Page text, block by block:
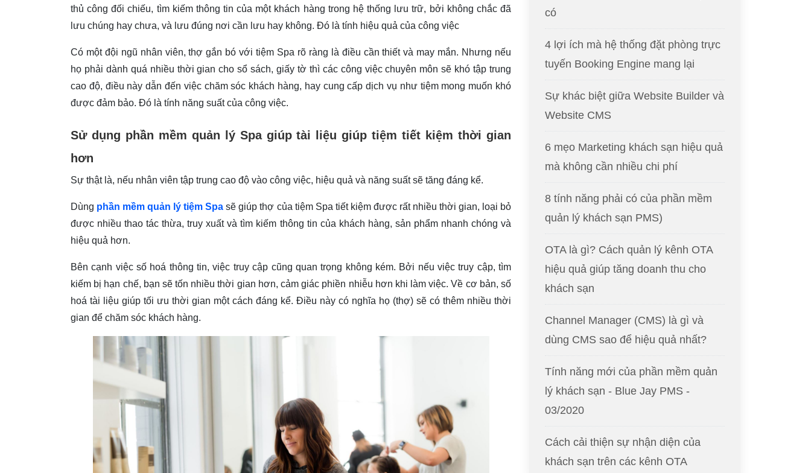
thủ công đối chiếu, tìm kiếm thông tin của một khách hàng trong hệ thống lưu trữ, bởi không chắc đã
lưu chúng hay chưa, và lưu đúng nơi cần lưu hay không. Đó là tính hiệu quả của công việc
Có một đội ngũ nhân viên, thợ gắn bó với tiệm Spa rõ ràng là điều cần thiết và may mắn. Nhưng nếu
họ phải dành quá nhiều thời gian cho sổ sách, giấy tờ thì các công việc chuyên môn sẽ khó tập trung
cao độ, điều này dẫn đến việc chăm sóc khách hàng, hay cung cấp dịch vụ như tiệm mong muốn khó
được đảm bảo. Đó là tính năng suất của công việc.
Sử dụng phần mềm quản lý Spa giúp tài liệu giúp tiệm tiết kiệm thời gian
hơn
Sự thật là, nếu nhân viên tập trung cao độ vào công việc, hiệu quả và năng suất sẽ tăng đáng kể.
Dùng phần mềm quản lý tiệm Spa sẽ giúp thợ của tiệm Spa tiết kiệm được rất nhiều thời gian, loại bỏ
được nhiều thao tác thừa, truy xuất và tìm kiếm thông tin của khách hàng, sản phẩm nhanh chóng và
hiệu quả hơn.
Bên cạnh việc số hoá thông tin, việc truy cập cũng quan trọng không kém. Bởi nếu việc truy cập, tìm
kiếm bị hạn chế, bạn sẽ tốn nhiều thời gian hơn, cảm giác phiền nhiễu hơn khi làm việc. Về cơ bản, số
hoá tài liệu giúp tối ưu thời gian một cách đáng kể. Điều này có nghĩa họ (thợ) sẽ có thêm nhiều thời
gian để chăm sóc khách hàng.
có
4 lợi ích mà hệ thống đặt phòng trực
tuyến Booking Engine mang lại
Sự khác biệt giữa Website Builder và
Website CMS
6 mẹo Marketing khách sạn hiệu quả
mà không cần nhiều chi phí
8 tính năng phải có của phần mềm
quản lý khách sạn PMS)
OTA là gì? Cách quản lý kênh OTA
hiệu quả giúp tăng doanh thu cho
khách sạn
Channel Manager (CMS) là gì và
dùng CMS sao để hiệu quả nhất?
Tính năng mới của phần mềm quản
lý khách sạn - Blue Jay PMS -
03/2020
Cách cải thiện sự nhận diện của
khách sạn trên các kênh OTA